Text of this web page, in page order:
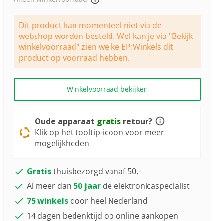
Dezelfde
paginalink.
Dit product kan momenteel niet via de
webshop worden besteld. Wel kan je via "Bekijk
winkelvoorraad" zien welke EP:Winkels dit
product op voorraad hebben.
Winkelvoorraad bekijken
Oude apparaat gratisretour?
Klik op het tooltip-icoon voor meer
mogelijkheden
Gratisthuisbezorgd vanaf 50,-
Al meer dan 50 jaardé elektronicaspecialist
75 winkelsdoor heel Nederland
14 dagen bedenktijd op online aankopen